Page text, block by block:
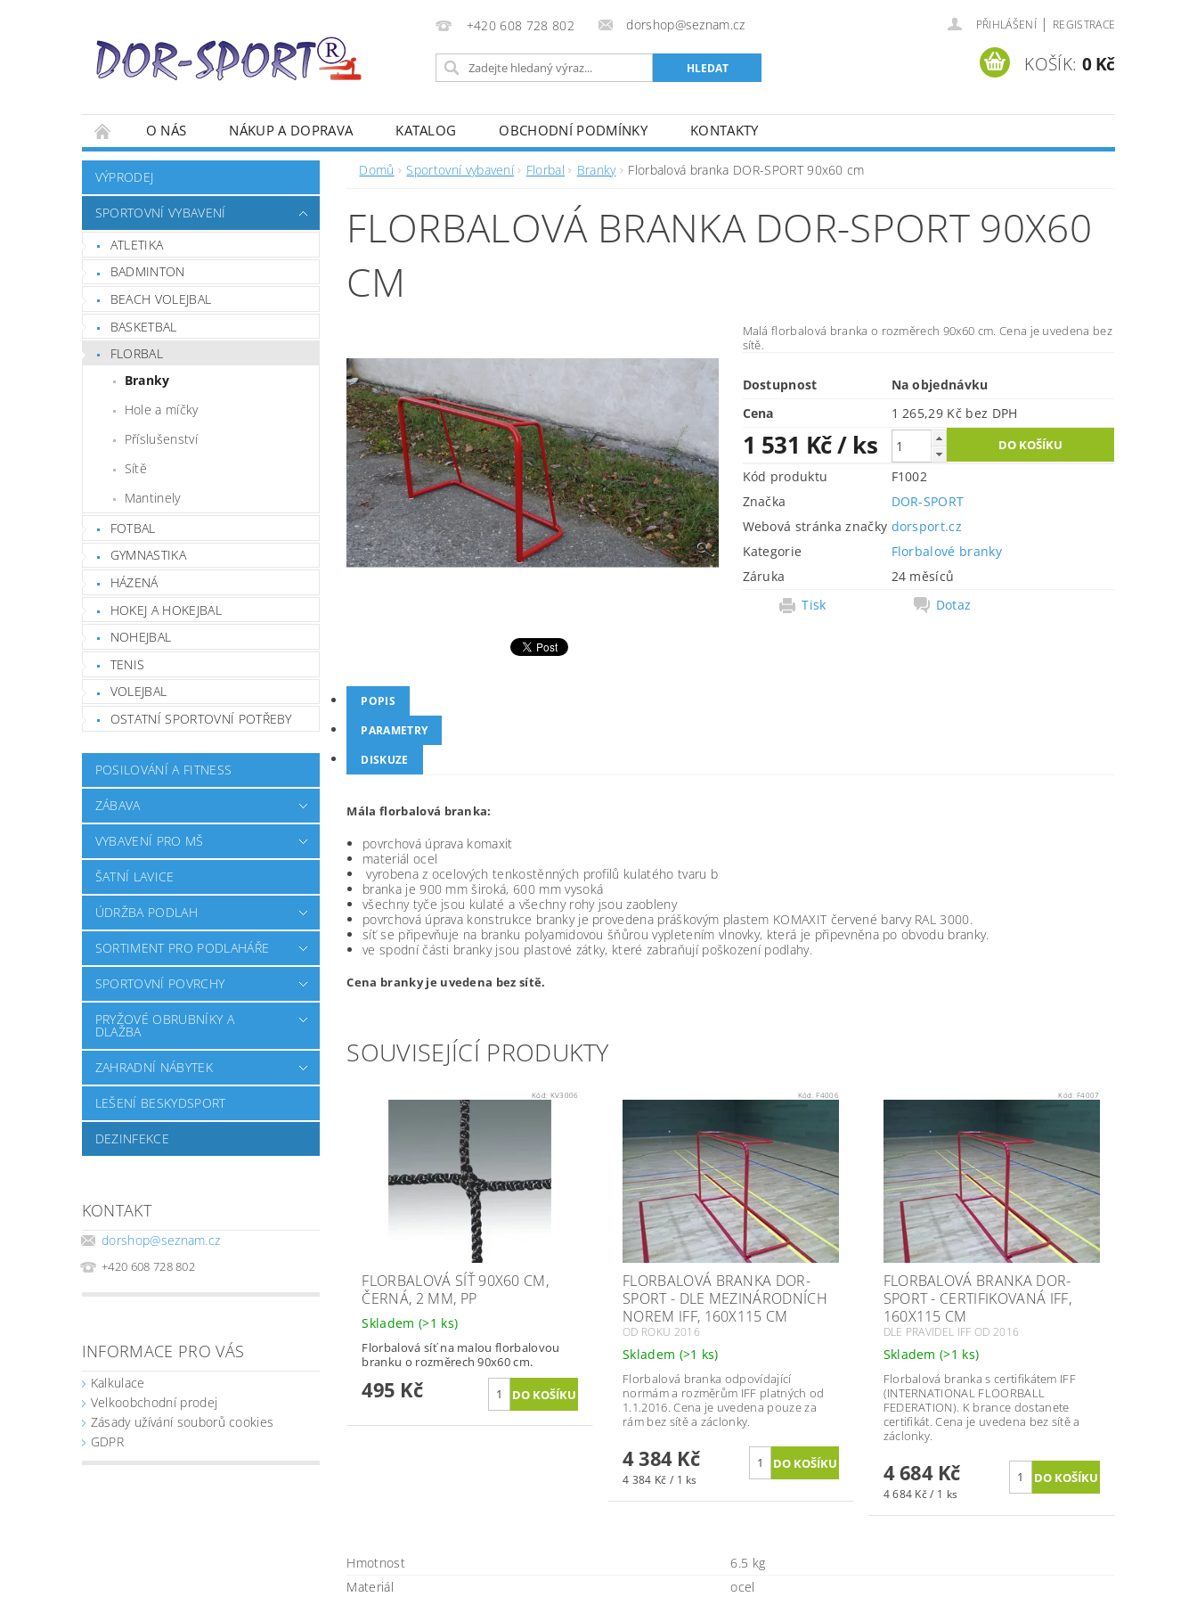
+420 608 728 802 dorshop@seznam.cz PŘIHLÁŠENÍ | REGISTRACE
KOŠÍK: 0 Kč
O NÁS NÁKUP A DOPRAVA KATALOG OBCHODNÍ PODMÍNKY KONTAKTY
VÝPRODEJ
SPORTOVNÍ VYBAVENÍ
ATLETIKA
BADMINTON
BEACH VOLEJBAL
BASKETBAL
FLORBAL
Branky
Hole a míčky
Příslušenství
Sítě
Mantinely
FOTBAL
GYMNASTIKA
HÁZENÁ
HOKEJ A HOKEJBAL
NOHEJBAL
TENIS
VOLEJBAL
OSTATNÍ SPORTOVNÍ POTŘEBY
POSILOVÁNÍ A FITNESS
ZÁBAVA
VYBAVENÍ PRO MŠ
ŠATNÍ LAVICE
ÚDRŽBA PODLAH
SORTIMENT PRO PODLAHÁŘE
SPORTOVNÍ POVRCHY
PRYŽOVÉ OBRUBNÍKY A
DLAŽBA
ZAHRADNÍ NÁBYTEK
LEŠENÍ BESKYDSPORT
DEZINFEKCE
KONTAKT
dorshop@seznam.cz
+420 608 728 802
INFORMACE PRO VÁS
Kalkulace
Velkoobchodní prodej
Zásady užívání souborů cookies
GDPR
Domů Sportovní vybavení Florbal Branky Florbalová branka DOR-SPORT 90x60 cm
FLORBALOVÁ BRANKA DOR-SPORT 90X60
CM
Malá florbalová branka o rozměrech 90x60 cm. Cena je uvedena bez
sítě.
Dostupnost
Na objednávku
Cena
1 265,29 Kč bez DPH
1 531 Kč/ ks
Kód produktu
F1002
Značka
DOR-SPORT
Webová stránka značky dorsport.cz
Kategorie
Florbalové branky
Záruka
24 měsíců
Tisk
Dotaz
POPIS
PARAMETRY
DISKUZE
Mála florbalová branka:
povrchová úprava komaxit
materiál ocel
vyrobena z ocelových tenkostěnných profilů kulatého tvaru b
branka je 900 mm široká, 600 mm vysoká
všechny tyče jsou kulaté a všechny rohy jsou zaobleny
povrchová úprava konstrukce branky je provedena práškovým plastem KOMAXIT červené barvy RAL 3000.
síť se připevňuje na branku polyamidovou šňůrou vypletením vlnovky, která je připevněna po obvodu branky.
ve spodní části branky jsou plastové zátky, které zabraňují poškození podlahy.
Cena branky je uvedena bez sítě.
SOUVISEJÍCÍ PRODUKTY
Kód: KV3006
FLORBALOVÁ SÍŤ 90X60 CM,
ČERNÁ, 2 MM, PP
Skladem (>1 ks)
Florbalová síť na malou florbalovou
branku o rozměrech 90x60 cm.
495 Kč
Kód:F4006
FLORBALOVÁ BRANKA DOR-
SPORT - DLE MEZINÁRODNÍCH
NOREM IFF, 160X115 CM
OD ROKU 2016
Skladem (>1 ks)
Florbalová branka odpovídající
normám a rozměrům IFF platných od
1.1.2016. Cena je uvedena pouze za
rám bez sítě a záclonky.
4 384 Kč
4 384 Kč / 1 ks
Kód:F4007
FLORBALOVÁ BRANKA DOR-
SPORT - CERTIFIKOVANÁ IFF,
160X115 CM
DLE PRAVIDEL IFF OD 2016
Skladem(>1 ks)
Florbalová branka s certifikátem IFF
(INTERNATIONAL FLOORBALL
FEDERATION). K brance dostanete
certifikát. Cena je uvedena bez sítě a
záclonky.
4 684 Kč
4 684 Kč / 1 ks
Hmotnost
6.5 kg
Materiál
ocel